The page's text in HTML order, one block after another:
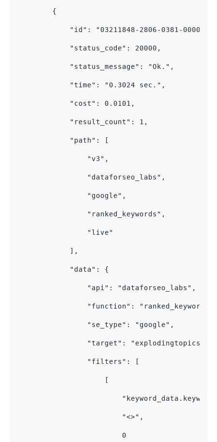
        {
"id": "03211848-2806-0381-0000-
            "status_code": 20000,
            "status_message": "Ok.",
            "time": "0.3024 sec.",
            "cost": 0.0101,
            "result_count": 1,
            "path": [
                "v3",
                "dataforseo_labs",
                "google",
                "ranked_keywords",
                "live"
            ],
            "data": {
                "api": "dataforseo_labs",
"function":
                "se_type": "google",
"target":
                "filters": [
                    [
                        "<>",
                        0